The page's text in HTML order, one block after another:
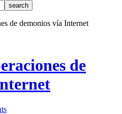
de demonios vía Internet
de